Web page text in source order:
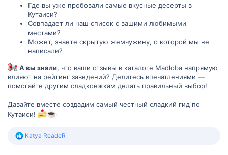
Где вы уже пробовали самые вкусные десерты в
Кутаиси?
Совпадает ли наш список с вашими любимыми
местами?
Может, знаете скрытую жемчужину, о которой мы не
написали?
А вы знали, что ваши отзывы в каталоге Madloba напрямую
влияют на рейтинг заведений? Делитесь впечатлениями —
помогайте другим сладкоежкам делать правильный выбор!
Давайте вместе создадим самый честный сладкий гид по
Кутаиси!
Р
Katya ReadeR